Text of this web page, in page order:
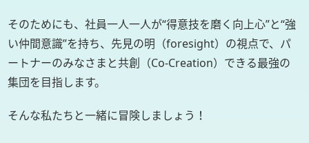
そのためにも、社員一人一人が“得意技を磨く向上心”と“強
い仲間意識”を持ち、先見の明（foresight）の視点で、パ
ートナーのみなさまと共創
（Co-Creation）できる最強の
集団を目指します。
そんな私たちと一緒に冒険しましょう！